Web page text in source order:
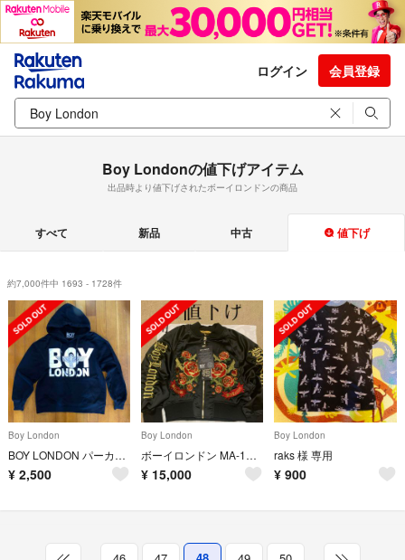
ログイン 会員登録
Boy Londonの値下げアイテム
出品時より値下げされたボーイロンドンの商品
すべて 新品 中古 値下げ
約7,000件中 1693 - 1728件
Boy London
BOY LONDON パーカー☆
¥ 2,500
Boy London
ボーイロンドン MA-1新品未使用 タグ付きお値引きします
¥ 15,000
Boy London
raks 様 専用
¥ 900